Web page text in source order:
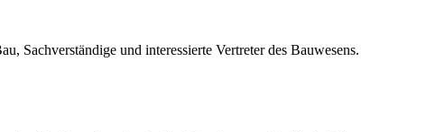
Sachverständige und interessierte Vertreter des Bauwesens.